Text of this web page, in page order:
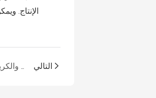
الإنتاج.
لماذا تختلف نسب الوقت بين الجل والكريم في رغوة معدل ضربات القلب ورغوة الذاكرة؟ التالي